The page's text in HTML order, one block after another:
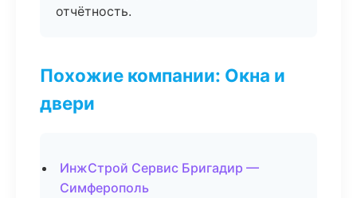
отчётность.
Похожие компании: Окна и
двери
ИнжСтрой Сервис Бригадир —
Симферополь